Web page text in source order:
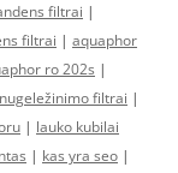
filtrai |
filtrai | aquaphor
ro 202s |
nugeležinimo filtrai |
| lauko kubilai
| kas yra seo |